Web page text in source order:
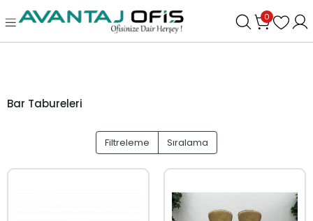
0
Bar Tabureleri
Filtreleme Sıralama